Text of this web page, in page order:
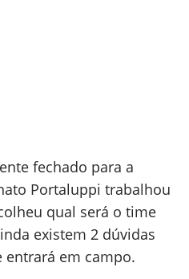
fechado para a
Portaluppi trabalhou
qual será o time
existem 2 dúvidas
entrará em campo.